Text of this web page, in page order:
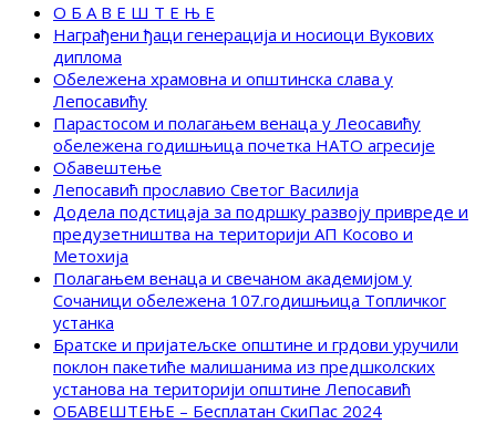
О Б А В Е Ш Т Е Њ Е
Награђени ђаци генерација и носиоци Вукових
диплома
Обележена храмовна и општинска слава у
Лепосавићу
Парастосом и полагањем венаца у Леосавићу
обележена годишњица почетка НАТО агресије
Обавештење
Лепосавић прославио Светог Василија
Додела подстицаја за подршку развоју привреде и
предузетништва на територији АП Косово и
Метохија
Полагањем венаца и свечаном академијом у
Сочаници обележена 107.годишњица Топличког
устанка
Братске и пријатељске општине и грдови уручили
поклон пакетиће малишанима из предшколских
установа на територији општине Лепосавић
ОБАВЕШТЕЊЕ – Бесплатан СкиПас 2024